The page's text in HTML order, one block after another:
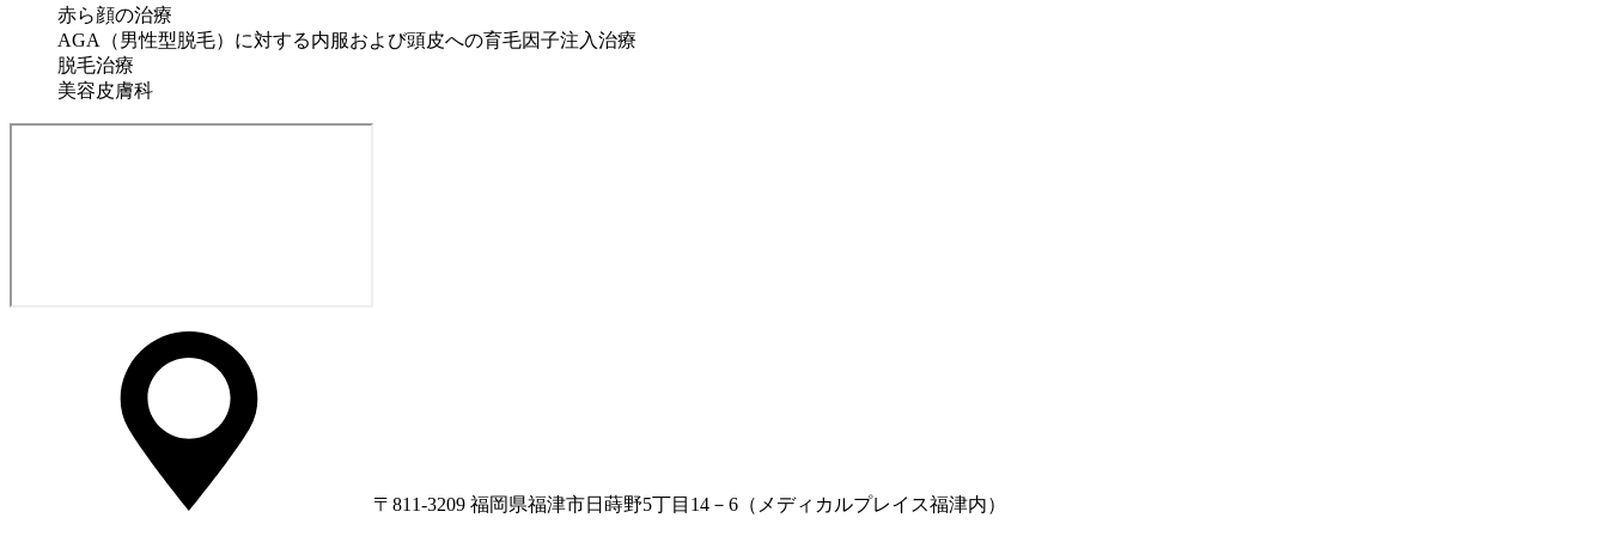
赤ら顔の治療
AGA（男性型脱毛）に対する内服および頭皮への育毛因子注入治療
脱毛治療
美容皮膚科
〒811-3209 福岡県福津市日蒔野5丁目14－6（メディカルプレイス福津内）